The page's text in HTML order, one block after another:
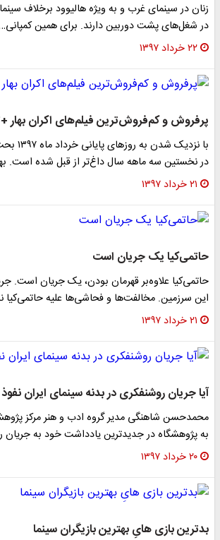
در سینمای غرب و به ویژه هالیوود برخلاف
شغل‌های پشت دوربین دارند. برای همین کمپانی…
۲۲ خرداد ۱۳۹۷
و کم‌فروش‌ترین فیلم‌های اکران بهار
با نزدیک شدن به
نخستین سه ماهه سال داغ‌تر از قبل شده است.
۲۱ خرداد ۱۳۹۷
یک جریان است
علاوه‌بر قهرمان بودن، یک جریان است.
سرزمین. مخالفت‌ها و فحاشی‌ها علیه حاتمی‌کیا نه…
۲۱ خرداد ۱۳۹۷
جریان روشنفکری در بدنه سینمای ایران نفوذ
شاهنگی مدیر گروه ادب و هنر مرکز
پژوهشگاه در جدیدترین یادداشت خود به جریان
۲۰ خرداد ۱۳۹۷
بازی هایِ بهترین بازیگران سینما